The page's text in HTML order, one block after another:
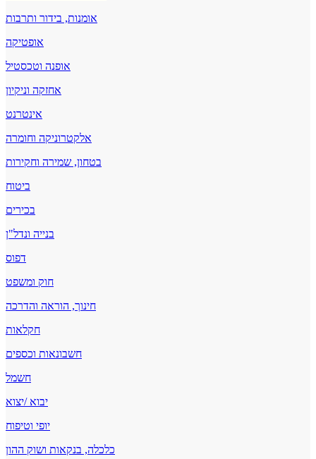
אומנות, בידור ותרבות
אופטיקה
אופנה וטכסטיל
אחזקה וניקיון
אינטרנט
אלקטרוניקה וחומרה
בטחון, שמירה וחקירות
ביטוח
בכירים
בנייה ונדל"ן
דפוס
חוק ומשפט
חינוך, הוראה והדרכה
חקלאות
חשבונאות וכספים
חשמל
יבוא /יצוא
יופי וטיפוח
כלכלה, בנקאות ושוק ההון